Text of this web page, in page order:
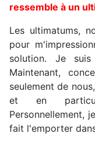
ressemble à un
Les ultimatums,
pour
solution. Je
Maintenant,
seulement de
et en
Personnellement,
fait l'emporter